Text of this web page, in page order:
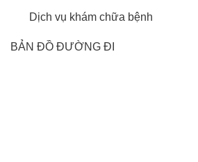
Dịch vụ khám chữa bệnh
BẢN ĐỒ ĐƯỜNG ĐI